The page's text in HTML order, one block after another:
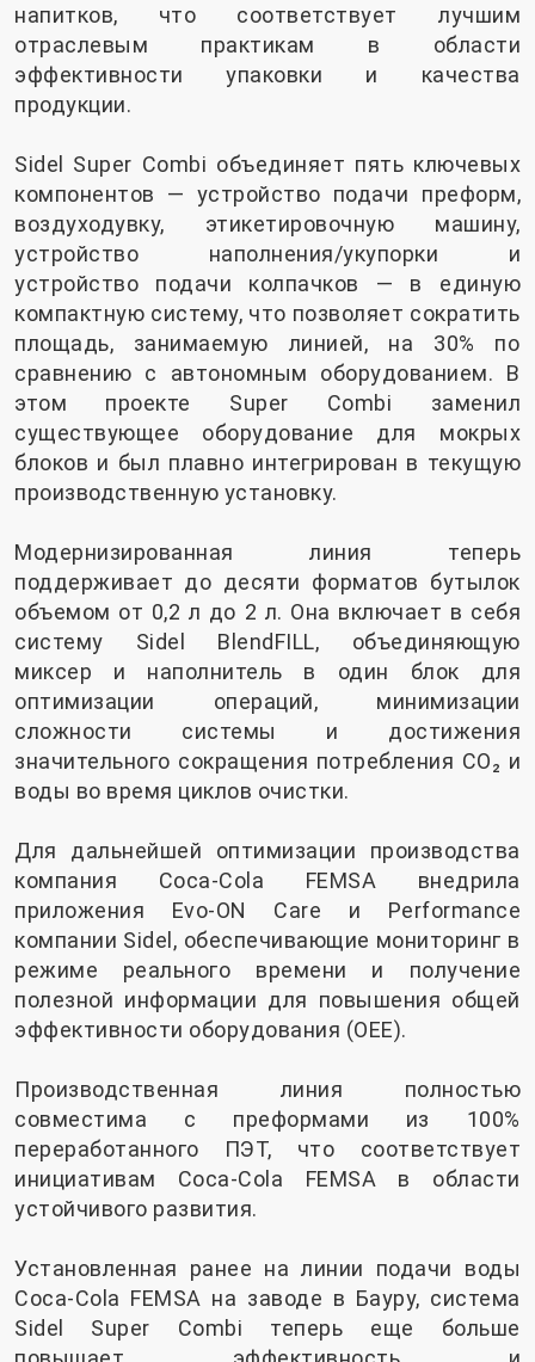
напитков, что соответствует лучшим
отраслевым практикам в области
эффективности упаковки и качества
продукции.
Sidel Super Combi объединяет пять ключевых
компонентов — устройство подачи преформ,
воздуходувку, этикетировочную машину,
устройство наполнения/укупорки и
устройство подачи колпачков — в единую
компактную систему, что позволяет сократить
площадь, занимаемую линией, на 30% по
сравнению с автономным оборудованием. В
этом проекте Super Combi заменил
существующее оборудование для мокрых
блоков и был плавно интегрирован в текущую
производственную установку.
Модернизированная линия теперь
поддерживает до десяти форматов бутылок
объемом от 0,2 л до 2 л. Она включает в себя
систему Sidel BlendFILL, объединяющую
миксер и наполнитель в один блок для
оптимизации операций, минимизации
сложности системы и достижения
значительного сокращения потребления CO₂ и
воды во время циклов очистки.
Для дальнейшей оптимизации производства
компания Coca-Cola FEMSA внедрила
приложения Evo-ON Care и Performance
компании Sidel, обеспечивающие мониторинг в
режиме реального времени и получение
полезной информации для повышения общей
эффективности оборудования (OEE).
Производственная линия полностью
совместима с преформами из 100%
переработанного ПЭТ, что соответствует
инициативам Coca-Cola FEMSA в области
устойчивого развития.
Установленная ранее на линии подачи воды
Coca-Cola FEMSA на заводе в Бауру, система
Sidel Super Combi теперь еще больше